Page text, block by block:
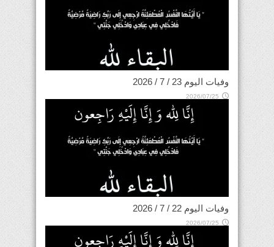
وفيات اليوم 23 / 7 / 2026
2026/07/25
وفيات اليوم 22 / 7 / 2026
2026/07/25